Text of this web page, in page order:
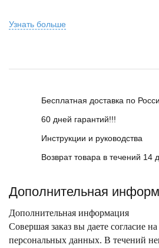
Узнать больше
Бесплатная доставка по
60 дней гарантий!!!
Инструкции и руководства
Возврат товара в течений 14
Дополнительная
Дополнительная информация
Совершая заказ вы даете согласие
персональных данных. В течений